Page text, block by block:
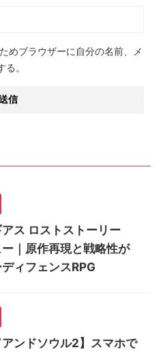
めブラウザーに自分の名前、メ
。
アス ロストストーリー
｜原作再現と戦略性が
ィフェンスRPG
アンドソウル2】スマホで